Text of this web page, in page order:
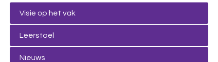
Visie op het vak
Leerstoel
Nieuws